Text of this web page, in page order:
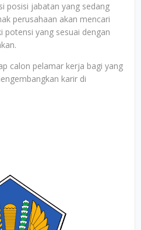
posisi jabatan yang sedang
perusahaan akan mencari
potensi yang sesuai dengan
calon pelamar kerja bagi yang
karir di